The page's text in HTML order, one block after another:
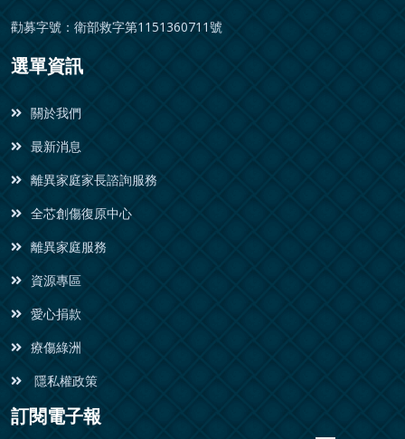
勸募字號：衛部救字第1151360711號
選單資訊
關於我們
最新消息
離異家庭家長諮詢服務
全芯創傷復原中心
離異家庭服務
資源專區
愛心捐款
療傷綠洲
隱私權政策
訂閱電子報